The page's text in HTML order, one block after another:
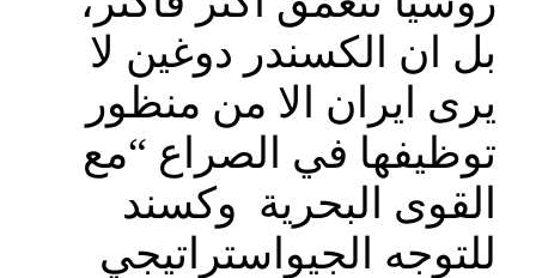
بل ان الكسندر دوغين لا
يرى ايران الا من منظور
توظيفها في الصراع “مع
القوى البحرية وكسند
للتوجه الجيواستراتيجي